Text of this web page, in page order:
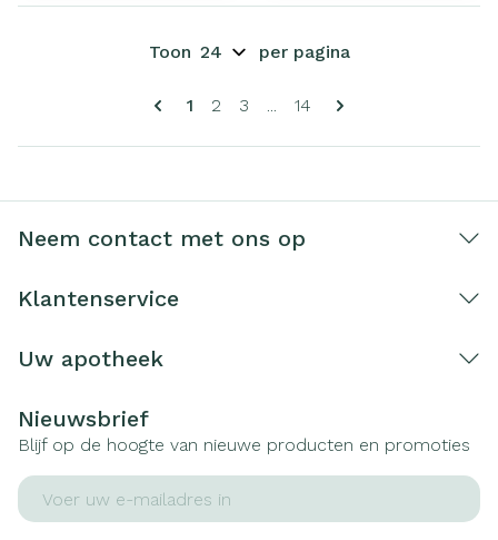
Pagina's
U lees momenteel pagina
1 Pagina
2 Pagina
3 ... Pagina
14
Toon per pagina
Neem contact met ons op
Klantenservice
Uw apotheek
Nieuwsbrief
Blijf op de hoogte van nieuwe producten en promoties
E-mail adres